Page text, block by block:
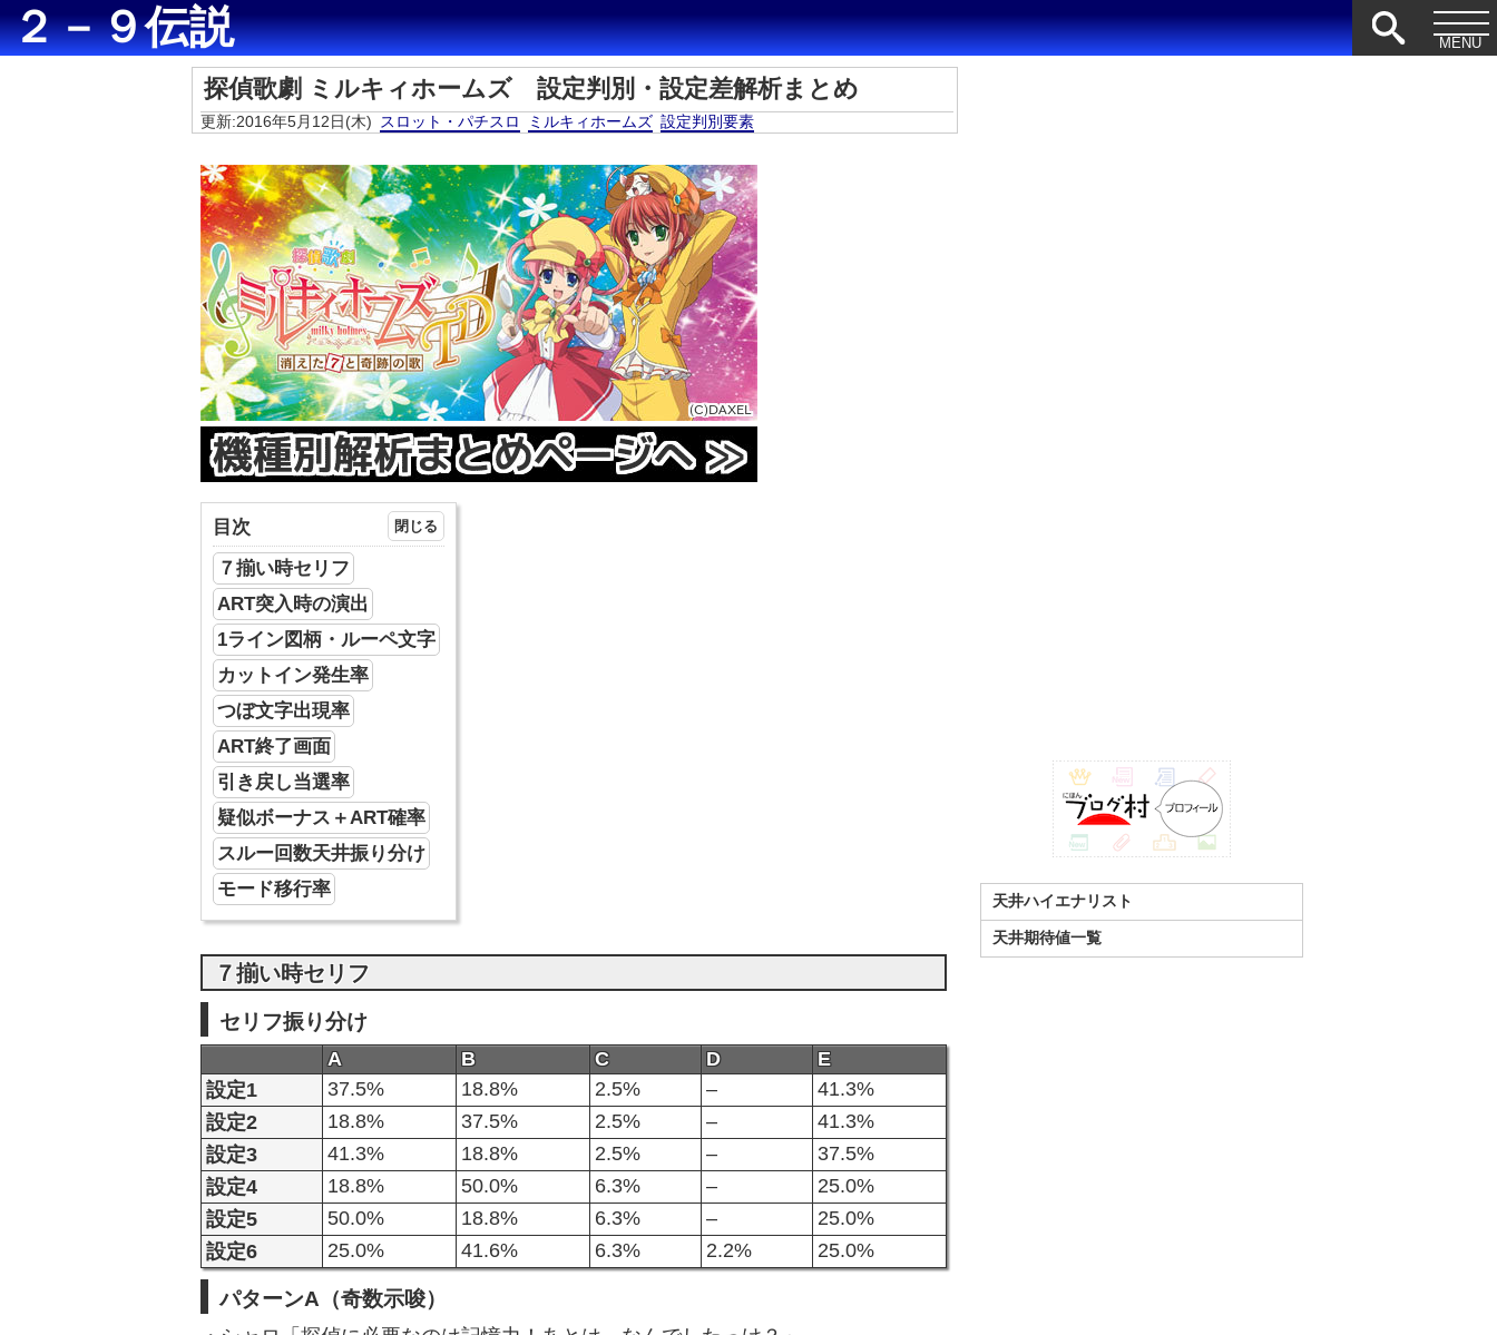
２－９伝説
探偵歌劇 ミルキィホームズ 設定判別・設定差解析まとめ
更新:2016年5月12日(木) スロット・パチスロ ミルキィホームズ 設定判別要素
目次
７揃い時セリフ
ART突入時の演出
1ライン図柄・ルーペ文字
カットイン発生率
つぼ文字出現率
ART終了画面
引き戻し当選率
疑似ボーナス＋ART確率
スルー回数天井振り分け
モード移行率
７揃い時セリフ
セリフ振り分け
A B C D
E
設定1
37.5% 18.8% 2.5% –
41.3%
設定2
18.8% 37.5% 2.5% –
41.3%
設定3
41.3% 18.8% 2.5% –
37.5%
設定4
18.8% 50.0% 6.3% –
25.0%
設定5
50.0% 18.8% 6.3% –
25.0%
設定6
25.0% 41.6% 6.3% 2.2% 25.0%
パターンA（奇数示唆）
天井ハイエナリスト
天井期待値一覧